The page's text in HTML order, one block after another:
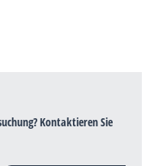
Kontaktieren Sie